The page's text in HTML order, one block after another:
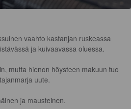
vaahto kastanjan ruskeassa
ja kuivaavassa oluessa.
mutta hienon höysteen makuun tuo
uute.
ja mausteinen.